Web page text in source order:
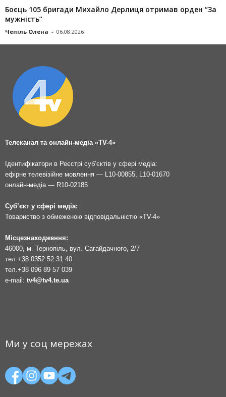
Боєць 105 бригади Михайло Дерлиця отримав орден “За
мужність”
Чепіль Олена - 06.08.2026
Телеканал та онлайн-медіа «TV-4»
Ідентифікатори в Реєстрі суб’єктів у сфері медіа:
ефірне телевізійне мовлення — L10-00855, L10-01670
онлайн-медіа — R10-02185
Суб’єкт у сфері медіа:
Товариство з обмеженою відповідальністю «TV-4»
Місцезнаходження:
46000, м. Тернопіль, вул. Сагайдачного, 2/7
тел. +38 0352 52 31 40
тел. +38 096 89 57 039
e-mail: tv4@tv4.te.ua
Ми у соц мережах